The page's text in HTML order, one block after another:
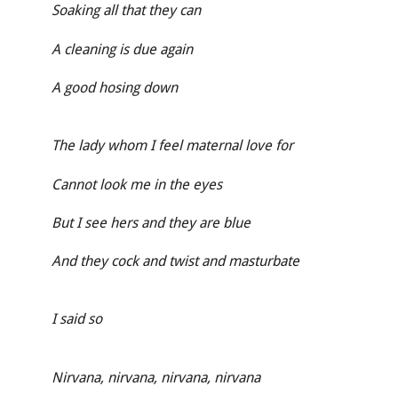
Soaking all that they can
A cleaning is due again
A good hosing down
The lady whom I feel maternal love for
Cannot look me in the eyes
But I see hers and they are blue
And they cock and twist and masturbate
I said so
Nirvana, nirvana, nirvana, nirvana